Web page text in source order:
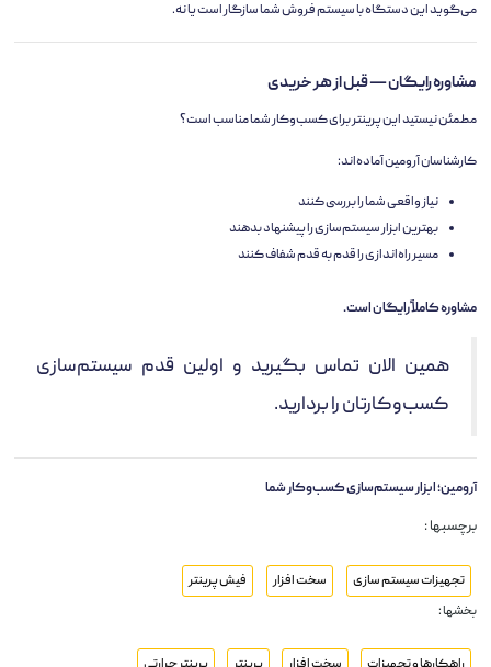
می‌گوید این دستگاه با سیستم فروش شما سازگار است یا نه.
مشاوره رایگان — قبل از هر خریدی
مطمئن نیستید این پرینتر برای کسب‌وکار شما مناسب است؟
کارشناسان آرومین آماده‌اند:
نیاز واقعی شما را بررسی کنند
بهترین ابزار سیستم‌سازی را پیشنهاد بدهند
مسیر راه‌اندازی را قدم به قدم شفاف کنند
مشاوره کاملاً رایگان است.
همین الان تماس بگیرید و اولین قدم سیستم‌سازی
کسب‌وکارتان را بردارید.
آرومین؛ ابزار سیستم‌سازی کسب‌وکار شما
برچسبها :
تجهیزات سیستم سازی سخت افزار
فیش پرینتر
بخشها :